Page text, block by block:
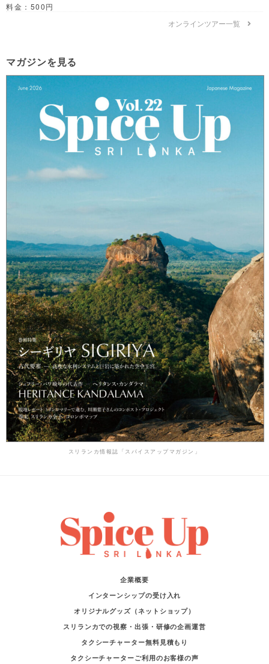
料金：500円
オンラインツアー一覧
マガジンを見る
スリランカ情報誌「スパイスアップマガジン」
企業概要
インターンシップの受け入れ
オリジナルグッズ（ネットショップ）
スリランカでの視察・出張・研修の企画運営
タクシーチャーター無料見積もり
タクシーチャーターご利用のお客様の声